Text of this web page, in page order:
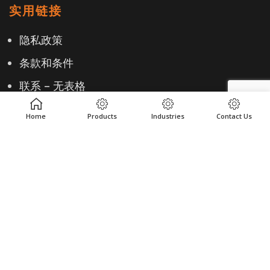
实用链接
隐私政策
条款和条件
联系 – 无表格
Home Products Industries Contact Us